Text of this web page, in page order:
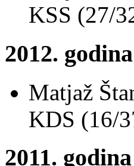
KSS (27/
2012.
Matjaž
KDS (16/
2011.